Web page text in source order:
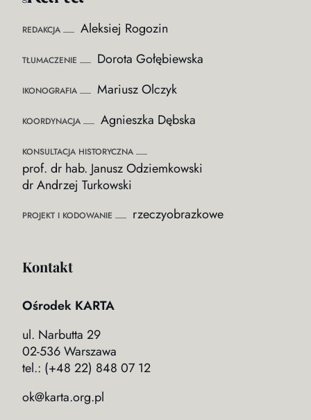
REDAKCJA Aleksiej Rogozin
TŁUMACZENIE Dorota Gołębiewska
IKONOGRAFIA Mariusz Olczyk
KOORDYNACJA Agnieszka Dębska
KONSULTACJA HISTORYCZNA
prof. dr hab. Janusz Odziemkowski
dr Andrzej Turkowski
PROJEKT I KODOWANIE rzeczyobrazkowe
Kontakt
Ośrodek KARTA
ul. Narbutta 29
02-536 Warszawa
tel.: (+48 22) 848 07 12
ok@karta.org.pl